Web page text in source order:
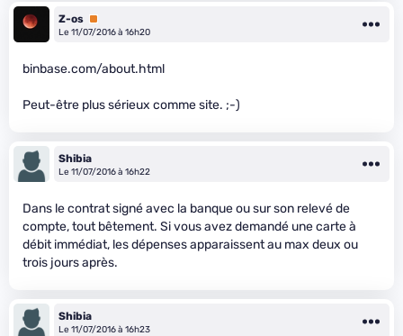
Z-os Premium
Le 11/07/2016 à 16h20
binbase.com/about.html
Peut-être plus sérieux comme site. ;-)
Shibia
Le 11/07/2016 à 16h22
Dans le contrat signé avec la banque ou sur son relevé de
compte, tout bêtement. Si vous avez demandé une carte à
débit immédiat, les dépenses apparaissent au max deux ou
trois jours après.
Shibia
Le 11/07/2016 à 16h23